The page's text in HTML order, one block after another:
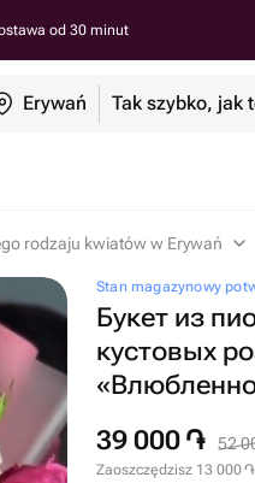
od 30 minut
Erywań Tak szybko, jak
rodzaju kwiatów w Erywań
Stan magazynowy
Букет из
кустовых
39 000 ֏ 52
Zaoszczędzisz 13 000֏